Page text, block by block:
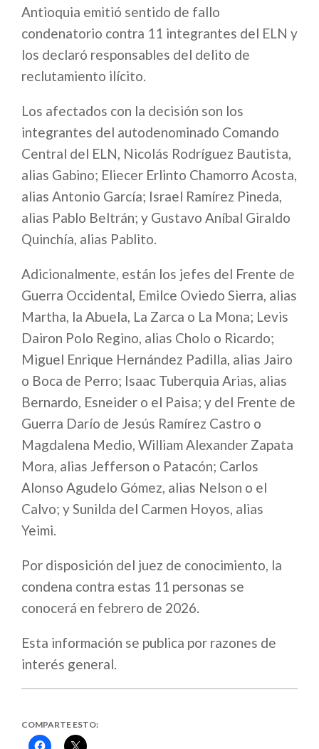
Antioquia emitió sentido de fallo
condenatorio contra 11 integrantes del ELN y
los declaró responsables del delito de
reclutamiento ilícito.
Los afectados con la decisión son los
integrantes del autodenominado Comando
Central del ELN, Nicolás Rodríguez Bautista,
alias Gabino; Eliecer Erlinto Chamorro Acosta,
alias Antonio García; Israel Ramírez Pineda,
alias Pablo Beltrán; y Gustavo Aníbal Giraldo
Quinchía, alias Pablito.
Adicionalmente, están los jefes del Frente de
Guerra Occidental, Emilce Oviedo Sierra, alias
Martha, la Abuela, La Zarca o La Mona; Levis
Dairon Polo Regino, alias Cholo o Ricardo;
Miguel Enrique Hernández Padilla, alias Jairo
o Boca de Perro; Isaac Tuberquia Arias, alias
Bernardo, Esneider o el Paisa; y del Frente de
Guerra Darío de Jesús Ramírez Castro o
Magdalena Medio, William Alexander Zapata
Mora, alias Jefferson o Patacón; Carlos
Alonso Agudelo Gómez, alias Nelson o el
Calvo; y Sunilda del Carmen Hoyos, alias
Yeimi.
Por disposición del juez de conocimiento, la
condena contra estas 11 personas se
conocerá en febrero de 2026.
Esta información se publica por razones de
interés general.
COMPARTE ESTO:
Haz Haz